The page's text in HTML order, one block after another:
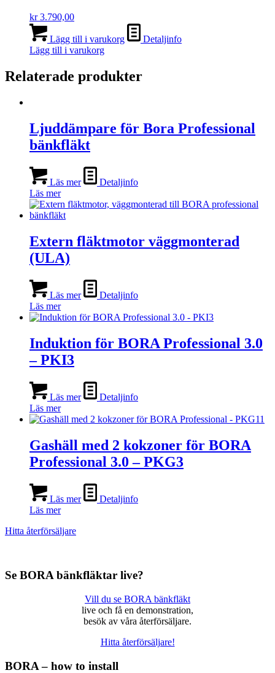
kr3.790,00
Lägg till i varukorg
Detaljinfo
Lägg till i varukorg
Relaterade produkter
Ljuddämpare för Bora Professional
bänkfläkt
Läs mer
Detaljinfo
Läs mer
Extern fläktmotor väggmonterad
(ULA)
Läs mer
Detaljinfo
Läs mer
Induktion för BORA Professional 3.0
– PKI3
Läs mer
Detaljinfo
Läs mer
Gashäll med 2 kokzoner för BORA
Professional 3.0 – PKG3
Läs mer
Detaljinfo
Läs mer
Hitta återförsäljare
Se BORA bänkfläktar live?
Vill du se BORA bänkfläkt
live och få en demonstration,
besök av våra återförsäljare.
Hitta återförsäljare!
BORA – how to install